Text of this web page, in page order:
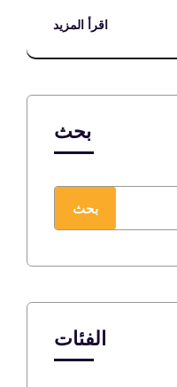
اقرأ المزيد
بحث
بحث
الفئات